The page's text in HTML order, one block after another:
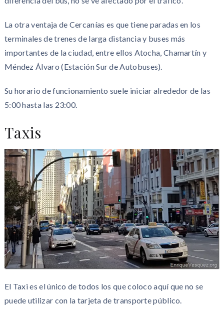
La otra ventaja de Cercanías es que tiene paradas en los
terminales de trenes de larga distancia y buses más
importantes de la ciudad, entre ellos Atocha, Chamartín y
Méndez Álvaro (Estación Sur de Autobuses).
Su horario de funcionamiento suele iniciar alrededor de las
5:00 hasta las 23:00.
Taxis
El Taxi es el único de todos los que coloco aquí que no se
puede utilizar con la tarjeta de transporte público.